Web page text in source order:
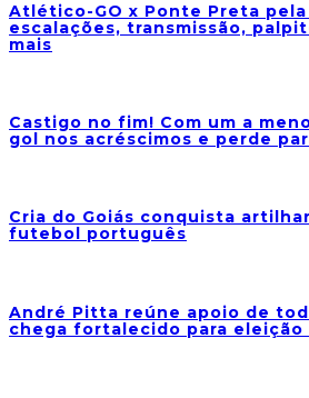
Atlético-GO x Ponte Preta pela
escalações, transmissão,
mais
Castigo no fim! Com um a
gol nos acréscimos e perde
Cria do Goiás conquista
futebol português
André Pitta reúne apoio de
chega fortalecido para eleição